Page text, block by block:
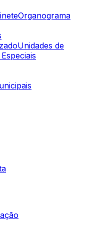
Organograma
Unidades de